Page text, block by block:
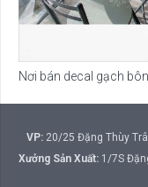
Nơi bán decal gạch
VP:20/25 Đặng Thùy
Xưởng Sản Xuất: 1/7S